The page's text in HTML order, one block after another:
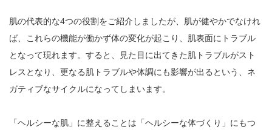
肌の代表的な4つの役割をご紹介しましたが、肌が健やかでなけれ
ば、これらの機能が働かず体の変化が起こり、肌表面にトラブル
となって現れます。すると、見た目に出てきた肌トラブルがスト
レスとなり、更なる肌トラブルや体調にも影響が出るという、ネ
ガティブなサイクルになってしまいます。
「ヘルシーな肌」に整えることは「ヘルシーな体づくり」にもつ